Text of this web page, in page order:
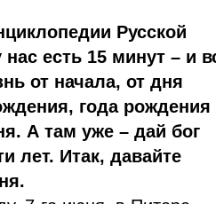
Русской
есть 15 минут – и
от начала, от дня
года рождения
А там уже – дай бог
лет. Итак, давайте